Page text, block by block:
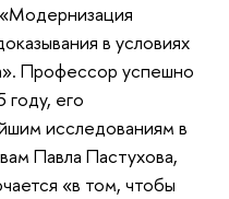
в условиях
Профессор успешно
его
исследованиям в
Павла Пастухова,
«в том, чтобы